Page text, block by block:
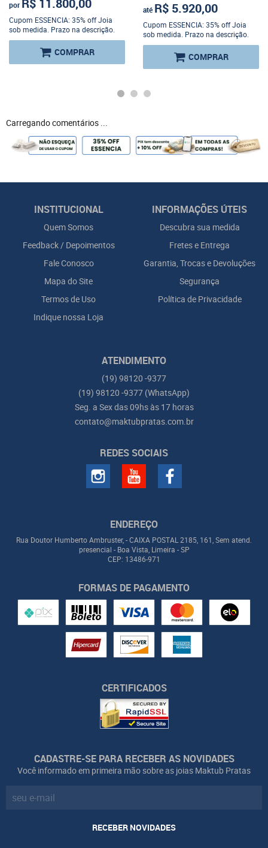
por R$ 11.800,00
Cupom ESSENCIA: 35% off Joia
sob medida. Prazo na descrição.
COMPRAR
até R$ 5.920,00
Cupom ESSENCIA: 35% off Joia
sob medida. Prazo na descrição.
COMPRAR
Carregando comentários ...
INSTITUCIONAL
Quem Somos
Feedback / Depoimentos
Fale Conosco
Mapa do Site
Termos de Uso
Indique nossa Loja
INFORMAÇÕES ÚTEIS
Descubra sua medida
Fretes e Entrega
Garantia, Trocas e Devoluções
Segurança
Política de Privacidade
ATENDIMENTO
(19) 98120 -9377
(19) 98120 -9377 (WhatsApp)
Seg. a Sex das 09hs às 17 horas
contato@maktubpratas.com.br
REDES SOCIAIS
ENDEREÇO
Rua Doutor Humberto Ambruster, - CAIXA POSTAL 2185, 161, Sem atend.
presencial - Boa Vista, Limeira -SP
CEP: 13486-971
FORMAS DE PAGAMENTO
CERTIFICADOS
CADASTRE-SE PARA RECEBER AS NOVIDADES
Você informado em primeira mão sobre as joias Maktub Pratas
RECEBER NOVIDADES